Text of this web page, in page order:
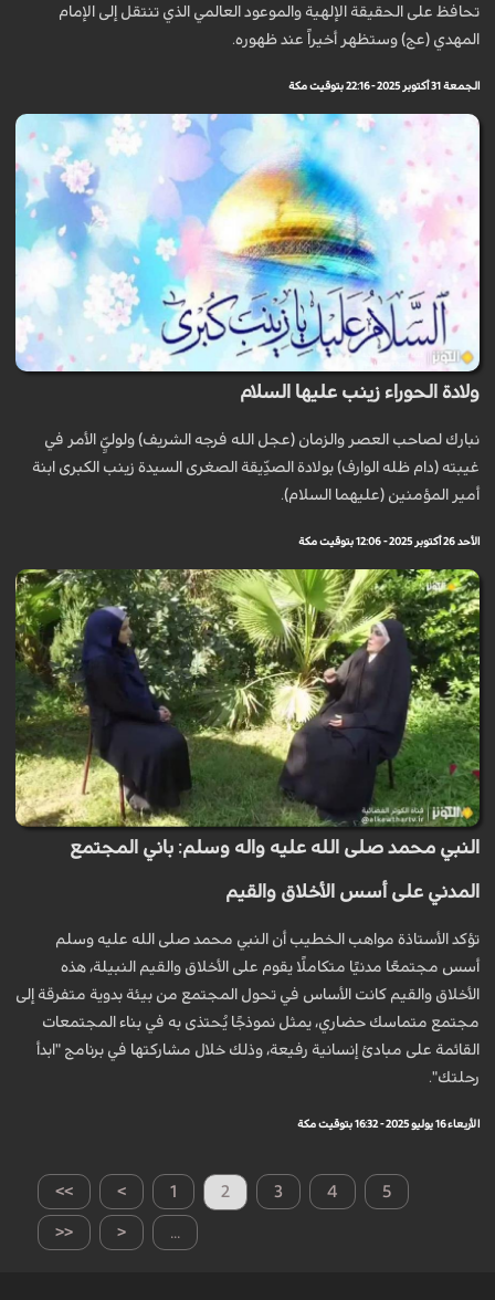
تحافظ على الحقيقة الإلهية والموعود العالمي الذي تنتقل إلى الإمام
المهدي (عج) وستظهر أخيراً عند ظهوره.
الجمعة 31 أكتوبر 2025 - 22:16 بتوقيت مكة
ولادة الحوراء زينب عليها السلام
نبارك لصاحب العصر والزمان (عجل الله فرجه الشريف) ولوليِّ الأمر في
غيبته (دام ظله الوارف) بولادة الصدِّيقة الصغرى السيدة زينب الكبرى ابنة
أمير المؤمنين (عليهما السلام).
الأحد 26 أكتوبر 2025 - 12:06 بتوقيت مكة
النبي محمد صلى الله عليه واله وسلم: باني المجتمع
المدني على أسس الأخلاق والقيم
تؤكد الأستاذة مواهب الخطيب أن النبي محمد صلى الله عليه وسلم
أسس مجتمعًا مدنيًا متكاملًا يقوم على الأخلاق والقيم النبيلة، هذه
الأخلاق والقيم كانت الأساس في تحول المجتمع من بيئة بدوية متفرقة إلى
مجتمع متماسك حضاري، يمثل نموذجًا يُحتذى به في بناء المجتمعات
القائمة على مبادئ إنسانية رفيعة، وذلك خلال مشاركتها في برنامج "ابدأ
رحلتك".
الأربعاء 16 يوليو 2025 - 16:32 بتوقيت مكة
>> > 1 2 3 4 5
...
<
<<